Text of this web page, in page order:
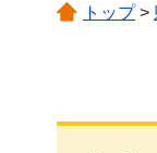
トップ>